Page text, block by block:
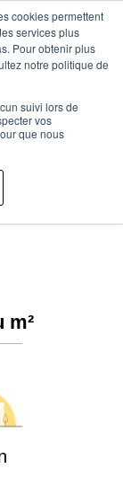
cookies permettent
services plus
Pour obtenir plus
notre politique de
suivi lors de
vos
que nous
Charente
à La
m²